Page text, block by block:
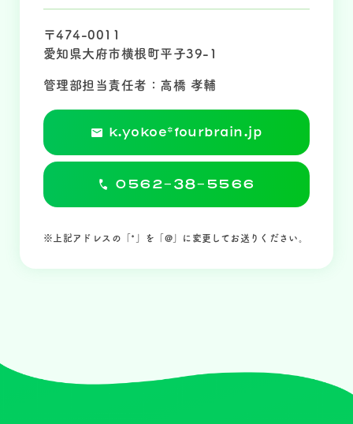
〒474-0011
愛知県大府市横根町平子39-1
管理部担当責任者：高橋 孝輔
k.yokoe*fourbrain.jp
0562-38-5566
※上記アドレスの「*」を「@」に変更してお送りください。